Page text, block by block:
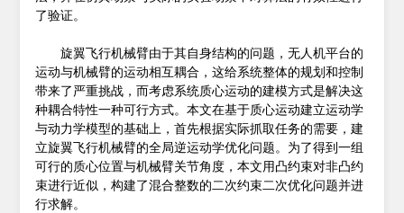
了验证。
旋翼飞行机械臂由于其自身结构的问题，无人机平台的
运动与机械臂的运动相互耦合，这给系统整体的规划和控制
带来了严重挑战，而考虑系统质心运动的建模方式是解决这
种耦合特性一种可行方式。本文在基于质心运动建立运动学
与动力学模型的基础上，首先根据实际抓取任务的需要，建
立旋翼飞行机械臂的全局逆运动学优化问题。为了得到一组
可行的质心位置与机械臂关节角度，本文用凸约束对非凸约
束进行近似，构建了混合整数的二次约束二次优化问题并进
行求解。